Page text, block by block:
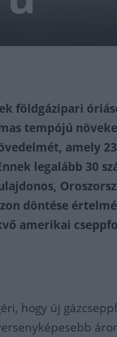
földgázipari
tempójú
amely
legalább 30
döntése
amerikai
hogy új